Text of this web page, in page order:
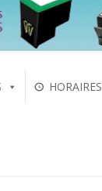
HORAIRES